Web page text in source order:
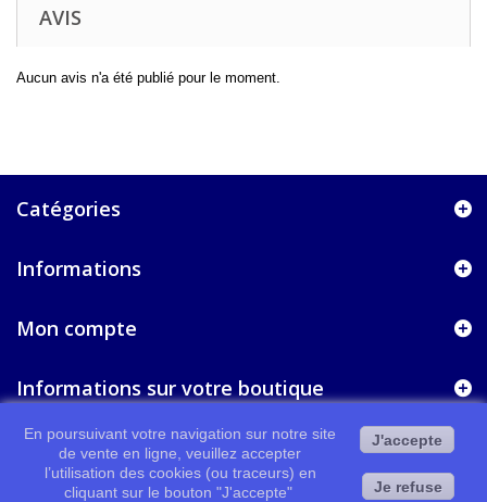
AVIS
Aucun avis n'a été publié pour le moment.
Catégories
Informations
Mon compte
Informations sur votre boutique
En poursuivant votre navigation sur notre site
de vente en ligne, veuillez accepter
l’utilisation des cookies (ou traceurs) en
cliquant sur le bouton "J'accepte"
J'accepte
Je refuse